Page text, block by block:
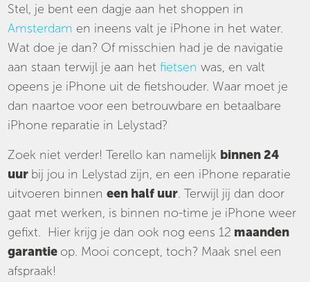
Stel, je bent een dagje aan het shoppen in
Amsterdam en ineens valt je iPhone in het water.
Wat doe je dan? Of misschien had je de navigatie
aan staan terwijl je aan hetfietsen was, en valt
opeens je iPhone uit de fietshouder. Waar moet je
dan naartoe voor een betrouwbare en betaalbare
iPhone reparatie in Lelystad?
Zoek niet verder! Terello kan namelijk binnen 24
uur bij jou in Lelystad zijn, en een iPhone reparatie
uitvoeren binneneen half uur. Terwijl jij dan door
gaat met werken, is binnen no-time je iPhone weer
gefixt. Hier krijg je dan ook nog eens 12 maanden
garantie op. Mooi concept, toch? Maak snel een
afspraak!